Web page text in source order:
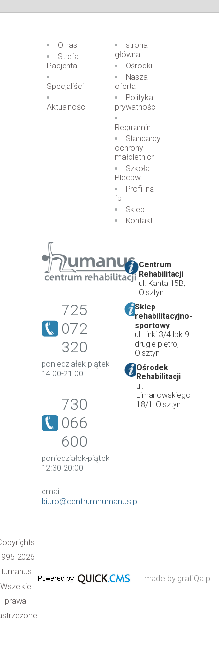
O nas
Strefa
Pacjenta
Specjaliści
Aktualności
strona
główna
Ośrodki
Nasza
oferta
Polityka
prywatności
Regulamin
Standardy
ochrony
małoletnich
Szkoła
Pleców
Profil na
fb
Sklep
Kontakt
725
072
320
poniedziałek-piątek
14.00-21.00
730
066
600
poniedziałek-piątek
12:30-20:00
email:
biuro@centrumhumanus.pl
Centrum
Rehabilitacji
ul. Kanta 15B;
Olsztyn
Sklep
rehabilitacyjno-
sportowy
ul.Linki 3/4 lok.9
drugie piętro,
Olsztyn
Ośrodek
Rehabilitacji
ul.
Limanowskiego
18/1, Olsztyn
2026
Wszelkie
prawa
made by grafiQa.pl